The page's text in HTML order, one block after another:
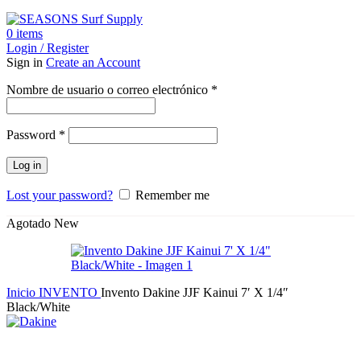
0 items
Login / Register
Sign in Create an Account
Nombre de usuario o correo electrónico *
Password *
Log in
Lost your password? Remember me
Agotado New
Inicio INVENTO Invento Dakine JJF Kainui 7′ X 1/4″
Black/White